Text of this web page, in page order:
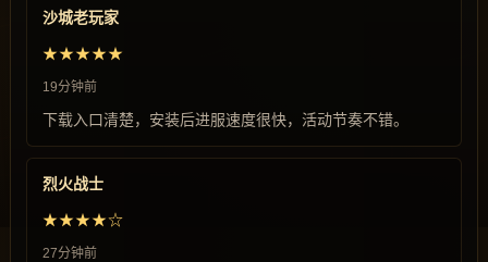
沙城老玩家
★★★★★
19分钟前
下载入口清楚，安装后进服速度很快，活动节奏不错。
烈火战士
★★★★☆
27分钟前